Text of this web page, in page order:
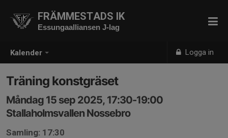
Kalender Logga in
FRÄMMESTADS IK
Essungaalliansen J-lag
Träning konstgräset
Måndag 15 sep 2025, 17:30-19:00
Stallaholmsvallen Nossebro
Samling: 17:30